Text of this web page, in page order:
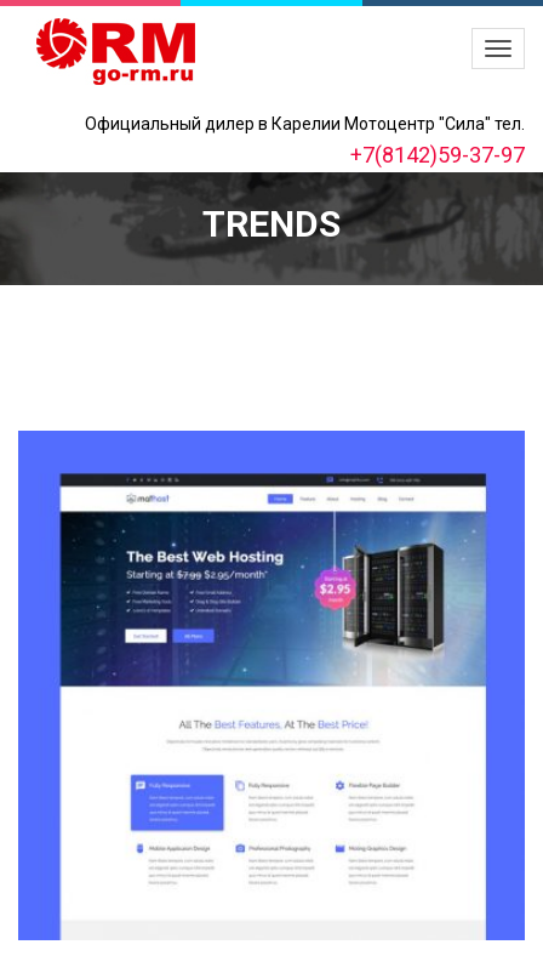
Официальный дилер в Карелии Мотоцентр "Сила" тел.
+7(8142)59-37-97
TRENDS